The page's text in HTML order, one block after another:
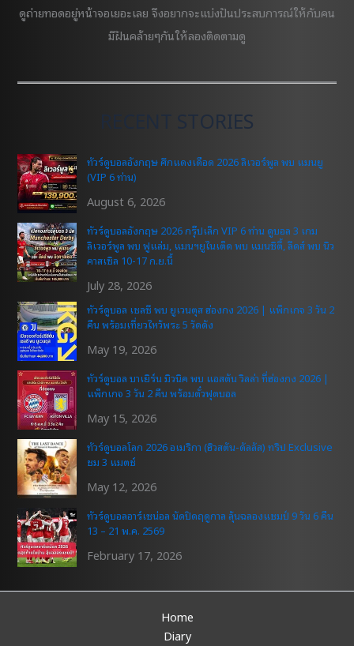
ดูถ่ายทอดอยู่หน้าจอเยอะเลย จึงอยากจะแบ่งปันประสบการณ์ให้กับคน
มีฝันคล้ายๆกันให้ลองติดตามดู
RECENT STORIES
ทัวร์ดูบอลอังกฤษ ศึกแดงเดือด 2026 ลิเวอร์พูล พบ แมนยู
(VIP 6 ท่าน)
August 6, 2026
ทัวร์ดูบอลอังกฤษ 2026 กรุ๊ปเล็ก VIP 6 ท่าน ดูบอล 3 เกม
ลิเวอร์พูล พบ ฟูแล่ม, แมนฯยูไนเต็ด พบ แมนซิตี้, ลีดส์ พบ นิว
คาสเซิล 10-17 ก.ย.นี้
July 28, 2026
ทัวร์ดูบอล เชลซี พบ ยูเวนตุส ฮ่องกง 2026 | แพ็กเกจ 3 วัน 2
คืน พร้อมเที่ยวไหว้พระ 5 วัดดัง
May 19, 2026
ทัวร์ดูบอล บาเยิร์น มิวนิค พบ แอสตัน วิลล่า ที่ฮ่องกง 2026 |
แพ็กเกจ 3 วัน 2 คืน พร้อมตั๋วฟุตบอล
May 15, 2026
ทัวร์ดูบอลโลก 2026 อเมริกา (ฮิวสตัน-ดัลลัส) ทริป Exclusive
ชม 3 แมตช์
May 12, 2026
ทัวร์ดูบอลอาร์เซน่อล นัดปิดฤดูกาล ลุ้นฉลองแชมป์ 9 วัน 6 คืน
13 – 21 พ.ค. 2569
February 17, 2026
Home
Diary